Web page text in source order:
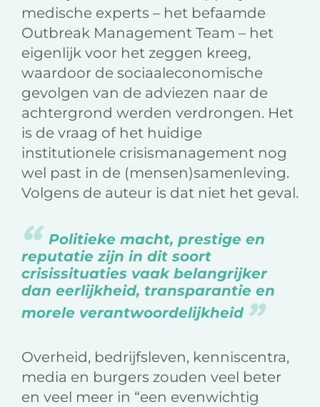
medische experts – het befaamde
Outbreak Management Team – het
eigenlijk voor het zeggen kreeg,
waardoor de sociaaleconomische
gevolgen van de adviezen naar de
achtergrond werden verdrongen. Het
is de vraag of het huidige
institutionele crisismanagement nog
wel past in de (mensen)samenleving.
Volgens de auteur is dat niet het geval.
Politieke macht, prestige en
reputatie zijn in dit soort
crisissituaties vaak belangrijker
dan eerlijkheid, transparantie en
morele verantwoordelijkheid
Overheid, bedrijfsleven, kenniscentra,
media en burgers zouden veel beter
en veel meer in “een evenwichtig